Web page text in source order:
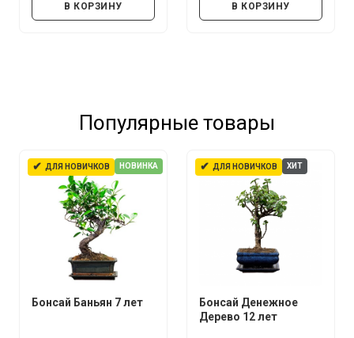
В КОРЗИНУ В КОРЗИНУ
Популярные товары
✔ ДЛЯ НОВИЧКОВ НОВИНКА
Бонсай Баньян 7 лет
✔ ДЛЯ НОВИЧКОВ ХИТ
Бонсай Денежное
Дерево 12 лет